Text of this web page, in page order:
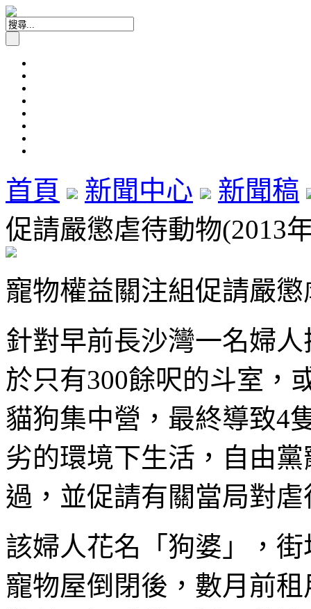
首頁 新聞中心
新聞稿
促請嚴懲虐待動物(2013
寵物權益關注組促請嚴
針對早前長沙灣一名婦
於只有300餘呎的斗室，
貓狗集中營，最終導致4
劣的環境下生活，自由
過，並促請有關當局對
該婦人花名「狗婆」，
寵物屋倒閉後，數月前